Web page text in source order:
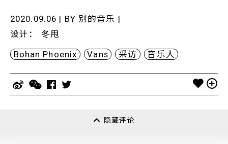
2020.09.06 | BY 别的音乐 |
设计 ： 冬甩
Bohan Phoenix Vans 采访 音乐人
隐藏评论